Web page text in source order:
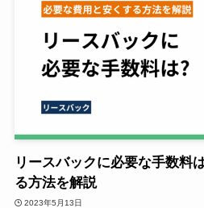
リースバックに必要な手数料
る方法を解説
2023年5月13日